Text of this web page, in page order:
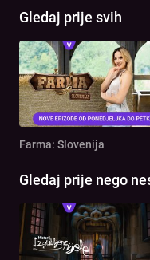
Gledaj prije svih
Farma: Slovenija
Gledaj prije nego